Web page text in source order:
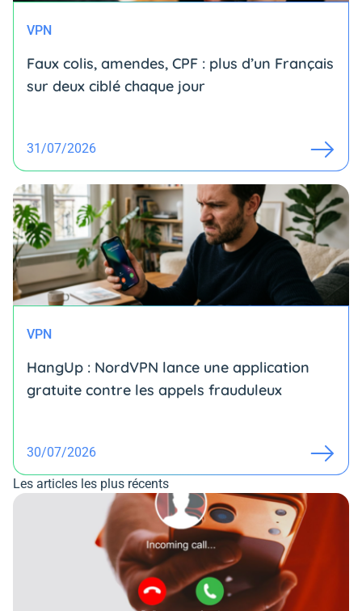
VPN
Faux colis, amendes, CPF : plus d’un Français
sur deux ciblé chaque jour
31/07/2026
VPN
HangUp : NordVPN lance une application
gratuite contre les appels frauduleux
30/07/2026
Les articles les plus récents